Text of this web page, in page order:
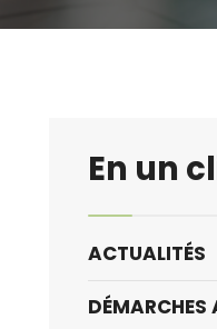
En un
ACTUALITÉS